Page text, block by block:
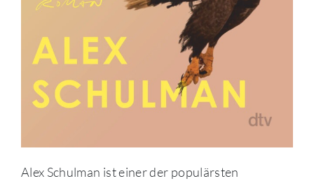
Alex Schulman ist einer der populärsten